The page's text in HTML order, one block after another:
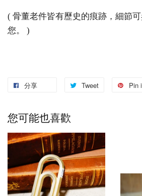
( 骨董老件皆有歷史的痕跡，細節
您。 )
分享 Tweet Pin
您可能也喜歡